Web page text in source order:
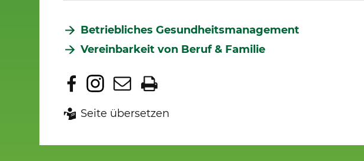
Betriebliches Gesundheitsmanagement
Vereinbarkeit von Beruf & Familie
Seite übersetzen